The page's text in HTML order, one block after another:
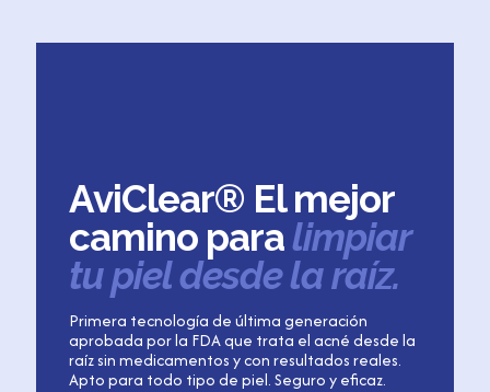
AviClear® El mejor
camino paralimpiar
tu piel desde la raíz.
Primera tecnología de última generación
aprobada por la FDA que trata el acné desde la
raíz sin medicamentos y con resultados reales.
Apto para todo tipo de piel. Seguro y eficaz.